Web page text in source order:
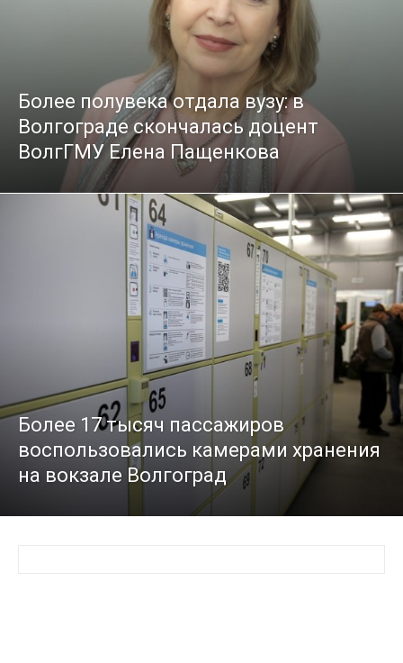
Более полувека отдала вузу: в
Волгограде скончалась доцент
ВолгГМУ Елена Пащенкова
Более 17 тысяч пассажиров
воспользовались камерами хранения
на вокзале Волгоград